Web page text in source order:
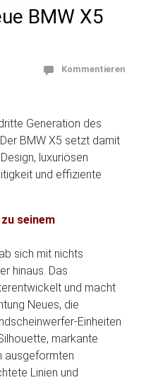
BMW X5
Kommentieren
Generation des
BMW X5 setzt damit
luxuriösen
und effiziente
seinem
sich mit nichts
hinaus. Das
und macht
Neues, die
Einheiten
markante
ausgeformten
Linien und